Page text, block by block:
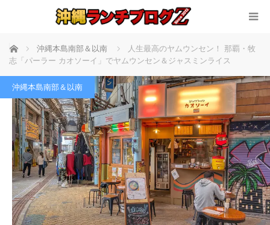
ホーム 沖縄本島南部＆以南
人生最高のヤムウンセン！ 那覇・牧
志「パーラー カオソーイ」でヤムウンセン＆ジャスミンライス
沖縄本島南部＆以南